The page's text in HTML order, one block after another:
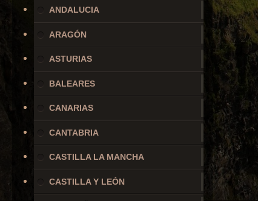
ANDALUCIA
ARAGÓN
ASTURIAS
BALEARES
CANARIAS
CANTABRIA
CASTILLA LA MANCHA
CASTILLA Y LEÓN